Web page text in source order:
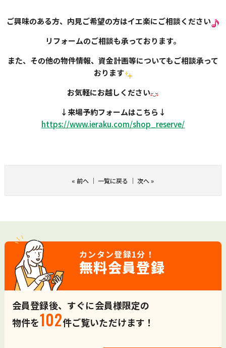
ご興味のある方、内見ご希望の方はイエ楽にご相談ください
リフォームのご相談も承っております。
また、その他の物件情報、資金計画等についてもご相談承って
おります
お気軽にお越しください
↓来場予約フォームはこちら ↓
https://www.ieraku.com/shop_ reserve/
« 前へ ｜ 一覧に戻る ｜次へ»
カンタン登録1分！
無料会員登録
会員登録後、すぐに会員様限定の
物件を102件ご覧いただけます！